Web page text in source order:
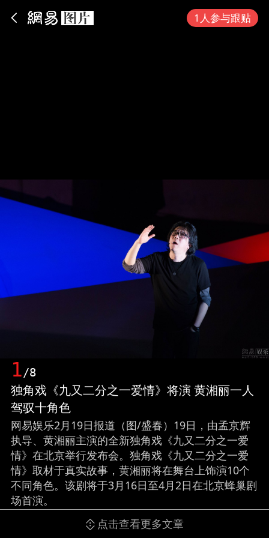
1人参与跟贴
1/8
独角戏《九又二分之一爱情》将演 黄湘丽一人
驾驭十角色
网易娱乐2月19日报道（图/盛春）19日，由孟京辉
执导、黄湘丽主演的全新独角戏《九又二分之一爱
情》在北京举行发布会。独角戏《九又二分之一爱
情》取材于真实故事，黄湘丽将在舞台上饰演10个
不同角色。该剧将于3月16日至4月2日在北京蜂巢剧
场首演。
点击查看更多文章